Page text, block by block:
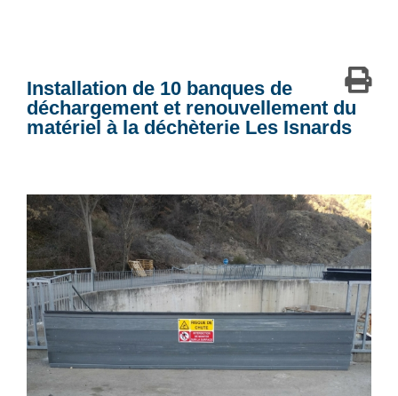
Installation de 10 banques de
déchargement et renouvellement du
matériel à la déchèterie Les Isnards